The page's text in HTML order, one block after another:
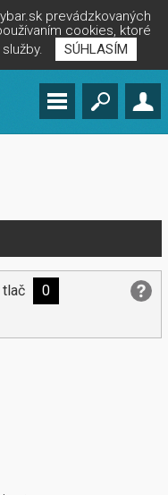
prevádzkovaných
cookies, ktoré
SÚHLASÍM
0